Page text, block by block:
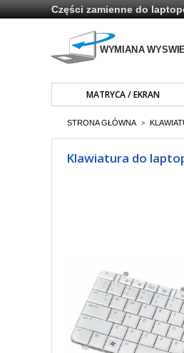
Części zamienne do
MATRYCA / EKRAN
STRONA GŁÓWNA >
Klawiatura do